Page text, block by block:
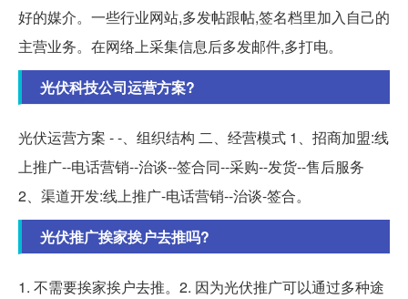
好的媒介。一些行业网站,多发帖跟帖,签名档里加入自己的
主营业务。在网络上采集信息后多发邮件,多打电。
光伏科技公司运营方案?
光伏运营方案 - -、组织结构 二、经营模式 1、招商加盟:线
上推广--电话营销--治谈--签合同--采购--发货--售后服务
2、渠道开发:线上推广-电话营销--治谈-签合。
光伏推广挨家挨户去推吗?
1. 不需要挨家挨户去推。2. 因为光伏推广可以通过多种途